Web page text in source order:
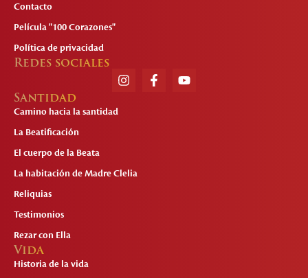
Contacto
Película "100 Corazones"
Política de privacidad
Redes sociales
Santidad
Camino hacia la santidad
La Beatificación
El cuerpo de la Beata
La habitación de Madre Clelia
Reliquias
Testimonios
Rezar con Ella
Vida
Historia de la vida